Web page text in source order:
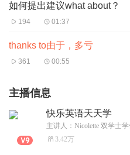
如何提出建议what about？
194 01:37
thanks to由于，多亏
361 00:55
主播信息
快乐英语天天学
3.42万